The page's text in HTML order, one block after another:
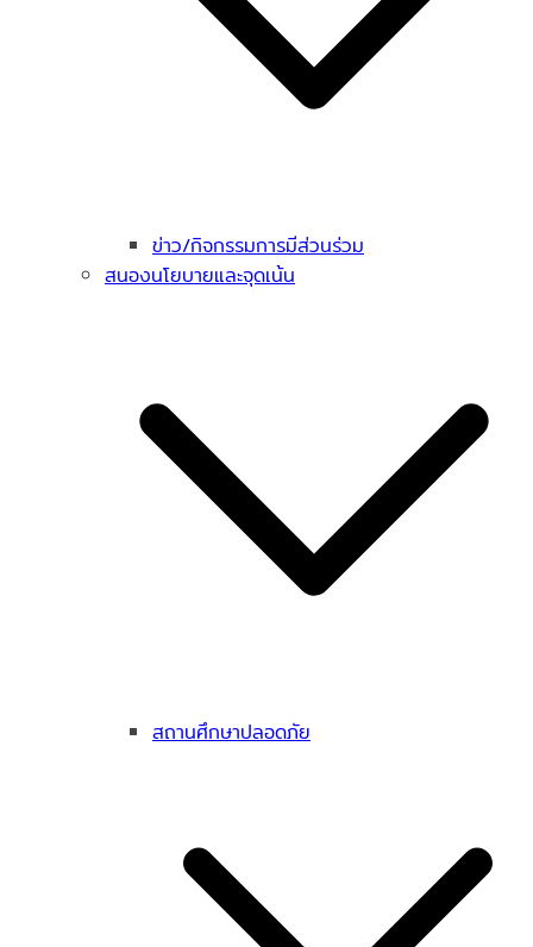
ข่าว/กิจกรรมการมีส่วนร่วม
สนองนโยบายและจุดเน้น
สถานศึกษาปลอดภัย